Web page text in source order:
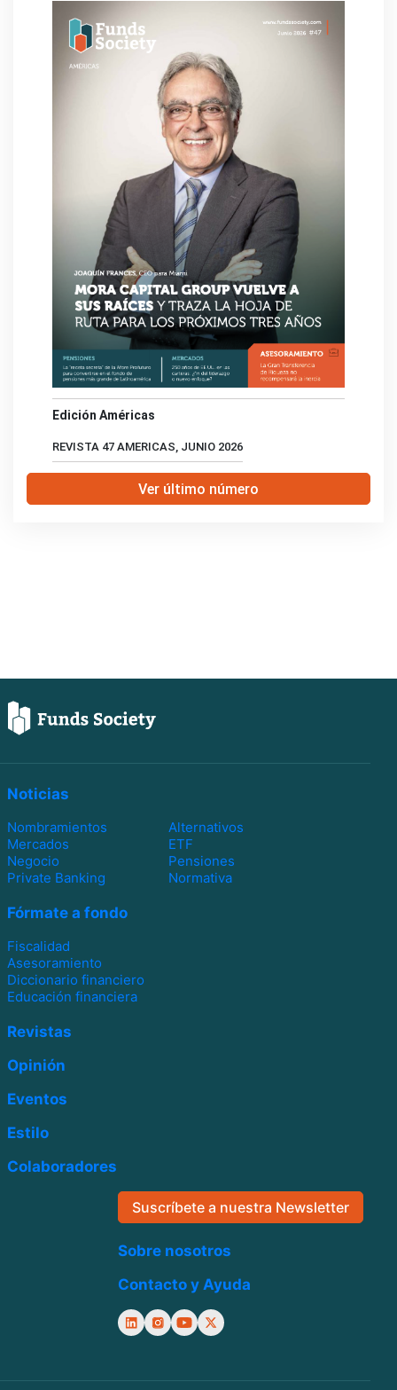
Edición Américas
REVISTA 47 AMERICAS, JUNIO 2026
Ver último número
Noticias
Nombramientos
Alternativos
Mercados
ETF
Negocio
Pensiones
Private Banking
Normativa
Fórmate a fondo
Fiscalidad
Asesoramiento
Diccionario financiero
Educación financiera
Revistas
Opinión
Eventos
Estilo
Colaboradores
Suscríbete a nuestra Newsletter
Sobre nosotros
Contacto y Ayuda